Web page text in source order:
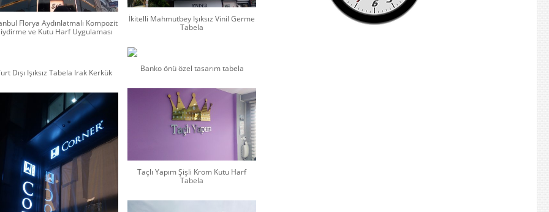
İkitelli Mahmutbey Işıksız Vinil Germe
Tabela
Florya Aydınlatmalı Kompozit
ve Kutu Harf Uygulaması
Banko önü özel tasarım tabela
Dışı Işıksız Tabela Irak Kerkük
Taçlı Yapım Şişli Krom Kutu Harf
Tabela